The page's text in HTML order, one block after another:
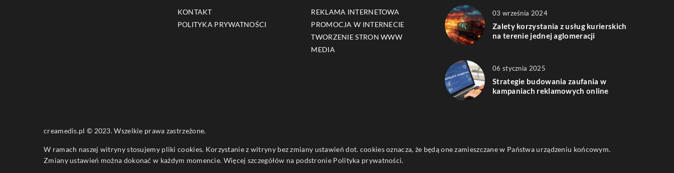
KONTAKT
POLITYKA PRYWATNOŚCI
REKLAMA INTERNETOWA
PROMOCJA W INTERNECIE
TWORZENIE STRON WWW
MEDIA
03 września 2024
Zalety korzystania z usług kurierskich
na terenie jednej aglomeracji
06 stycznia 2025
Strategie budowania zaufania w
kampaniach reklamowych online
creamedis.pl © 2023. Wszelkie prawa zastrzeżone.
W ramach naszej witryny stosujemy pliki cookies. Korzystanie z witryny bez zmiany ustawień dot. cookies oznacza, że będą one zamieszczane w Państwa urządzeniu końcowym.
Zmiany ustawień można dokonać w każdym momencie. Więcej szczegółów na podstronie Polityka prywatności.